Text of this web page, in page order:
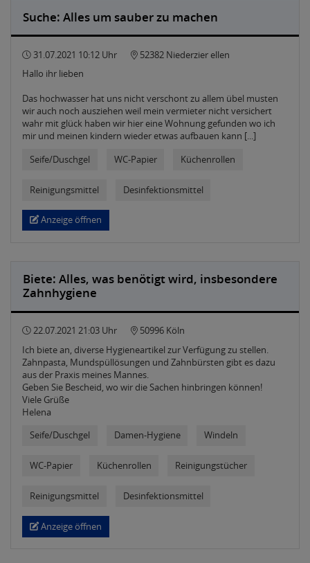
Suche: Alles um sauber zu machen
31.07.2021 10:12 Uhr
52382 Niederzier ellen
Hallo ihr lieben
Das hochwasser hat uns nicht verschont zu allem übel musten
wir auch noch ausziehen weil mein vermieter nicht versichert
wahr mit glück haben wir hier eine Wohnung gefunden wo ich
mir und meinen kindern wieder etwas aufbauen kann [...]
Seife/Duschgel
WC-Papier Küchenrollen
Reinigungsmittel Desinfektionsmittel
Anzeige öffnen
Biete: Alles, was benötigt wird, insbesondere
Zahnhygiene
22.07.2021 21:03 Uhr
50996 Köln
Ich biete an, diverse Hygieneartikel zur Verfügung zu stellen.
Zahnpasta, Mundspüllösungen und Zahnbürsten gibt es dazu
aus der Praxis meines Mannes.
Geben Sie Bescheid, wo wir die Sachen hinbringen können!
Viele Grüße
Helena
Seife/Duschgel
Damen-Hygiene Windeln
WC-Papier Küchenrollen Reinigungstücher
Reinigungsmittel Desinfektionsmittel
Anzeige öffnen